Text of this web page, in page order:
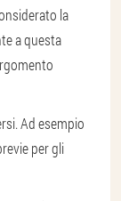
la
a questa
Ad esempio
e per gli